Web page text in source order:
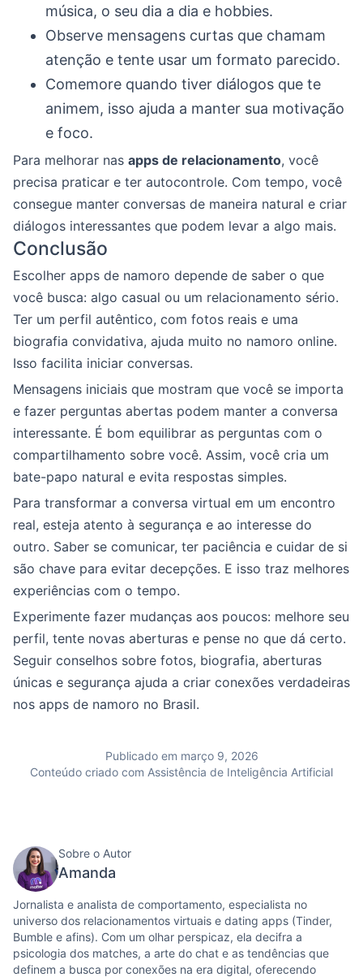
música, o seu dia a dia e hobbies.
Observe mensagens curtas que chamam
atenção e tente usar um formato parecido.
Comemore quando tiver diálogos que te
animem, isso ajuda a manter sua motivação
e foco.
Para melhorar nas apps de relacionamento, você
precisa praticar e ter autocontrole. Com tempo, você
consegue manter conversas de maneira natural e criar
diálogos interessantes que podem levar a algo mais.
Conclusão
Escolher apps de namoro depende de saber o que
você busca: algo casual ou um relacionamento sério.
Ter um perfil autêntico, com fotos reais e uma
biografia convidativa, ajuda muito no namoro online.
Isso facilita iniciar conversas.
Mensagens iniciais que mostram que você se importa
e fazer perguntas abertas podem manter a conversa
interessante. É bom equilibrar as perguntas com o
compartilhamento sobre você. Assim, você cria um
bate-papo natural e evita respostas simples.
Para transformar a conversa virtual em um encontro
real, esteja atento à segurança e ao interesse do
outro. Saber se comunicar, ter paciência e cuidar de si
são chave para evitar decepções. E isso traz melhores
experiências com o tempo.
Experimente fazer mudanças aos poucos: melhore seu
perfil, tente novas aberturas e pense no que dá certo.
Seguir conselhos sobre fotos, biografia, aberturas
únicas e segurança ajuda a criar conexões verdadeiras
nos apps de namoro no Brasil.
Publicado em março 9, 2026
Conteúdo criado com Assistência de Inteligência Artificial
Sobre o Autor
Amanda
Jornalista e analista de comportamento, especialista no
universo dos relacionamentos virtuais e dating apps (Tinder,
Bumble e afins). Com um olhar perspicaz, ela decifra a
psicologia dos matches, a arte do chat e as tendências que
definem a busca por conexões na era digital, oferecendo